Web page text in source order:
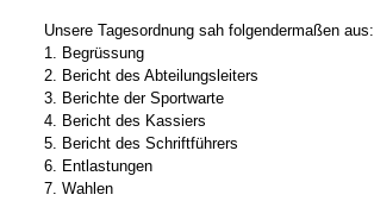
Unsere Tagesordnung sah folgendermaßen aus:
1. Begrüssung
2. Bericht des Abteilungsleiters
3. Berichte der Sportwarte
4. Bericht des Kassiers
5. Bericht des Schriftführers
6. Entlastungen
7. Wahlen